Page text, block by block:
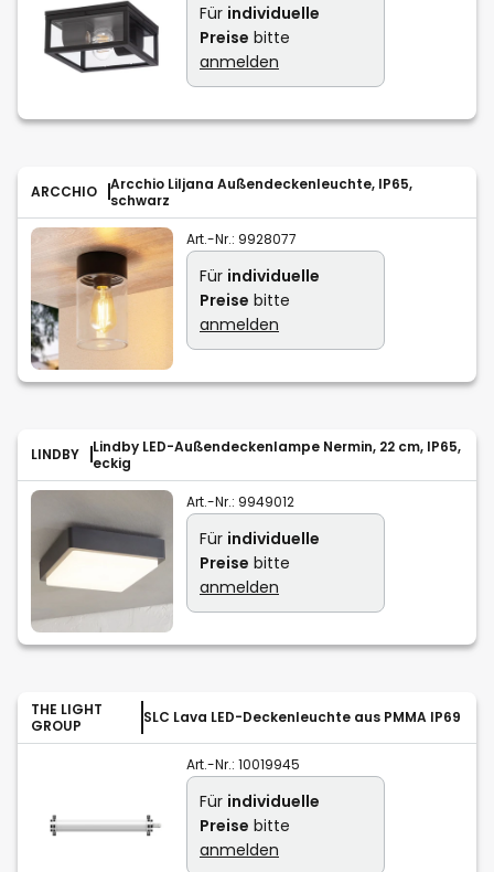
Für individuelle
Preise bitte
anmelden
ARCCHIO
Arcchio Liljana Außendeckenleuchte, IP65,
schwarz
Art.-Nr.: 9928077
Für individuelle
Preise bitte
anmelden
LINDBY
Lindby LED-Außendeckenlampe Nermin, 22 cm, IP65,
eckig
Art.-Nr.: 9949012
Für individuelle
Preise bitte
anmelden
THE LIGHT
GROUP
SLC Lava LED-Deckenleuchte aus PMMA IP69
Art.-Nr.: 10019945
Für individuelle
Preise bitte
anmelden